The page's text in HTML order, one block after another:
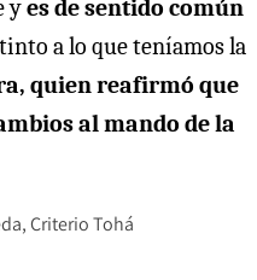
yes de sentido común
a lo que teníamos la
quien reafirmó que
al mando de la
Criterio Tohá